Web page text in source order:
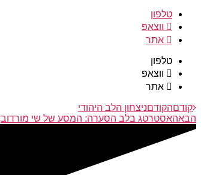
טלפון
ווצאפ
אתר
טלפון
ווצאפ
אתר
קודםהקודםניצחון הלב היהודי
הבאהאסטרטג בלב הסערה: המסע של שי מורדוב